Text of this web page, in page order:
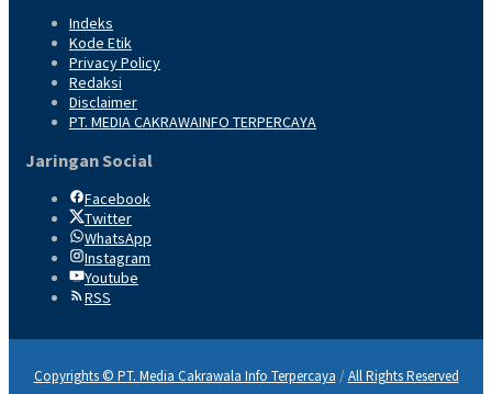
Indeks
Kode Etik
Privacy Policy
Redaksi
Disclaimer
PT. MEDIA CAKRAWAINFO TERPERCAYA
Jaringan Social
Facebook
Twitter
WhatsApp
Instagram
Youtube
RSS
Copyrights © PT. Media Cakrawala Info Terpercaya /All Rights Reserved